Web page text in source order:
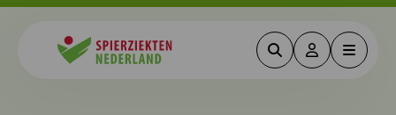
ZoekenDeze link
Menu